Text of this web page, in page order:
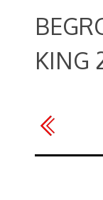
KING